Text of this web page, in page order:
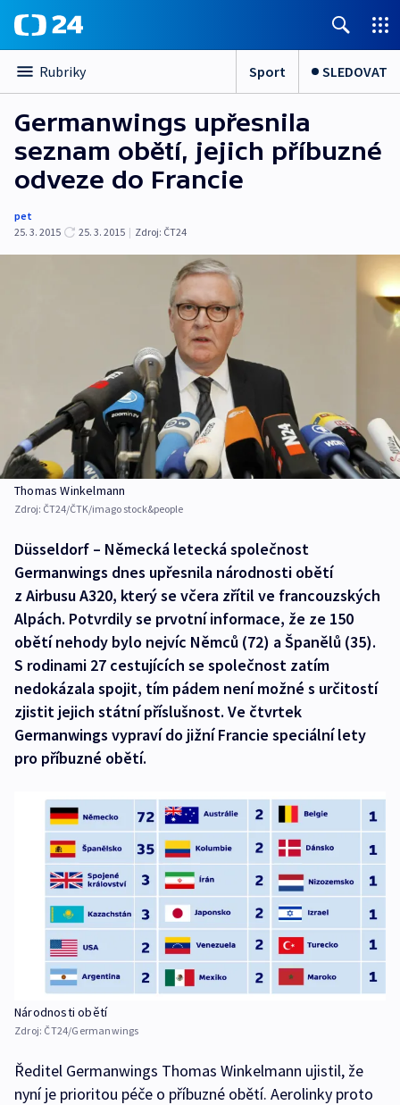
Rubriky Sport SLEDOVAT
Germanwings upřesnila
seznam obětí, jejich příbuzné
odveze do Francie
pet
25. 3. 2015
25. 3. 2015 | Zdroj: ČT24
Thomas Winkelmann
Zdroj: ČT24/ČTK/imago stock&people
Düsseldorf – Německá letecká společnost
Germanwings dnes upřesnila národnosti obětí
z Airbusu A320, který se včera zřítil ve francouzských
Alpách. Potvrdily se prvotní informace, že ze 150
obětí nehody bylo nejvíc Němců (72) a Španělů (35).
S rodinami 27 cestujících se společnost zatím
nedokázala spojit, tím pádem není možné s určitostí
zjistit jejich státní příslušnost. Ve čtvrtek
Germanwings vypraví do jižní Francie speciální lety
pro příbuzné obětí.
Národnosti obětí
Zdroj: ČT24/Germanwings
Ředitel Germanwings Thomas Winkelmann ujistil, že
nyní je prioritou péče o příbuzné obětí. Aerolinky proto